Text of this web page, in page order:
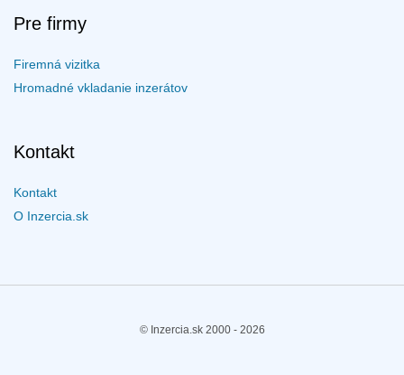
Pre firmy
Firemná vizitka
Hromadné vkladanie inzerátov
Kontakt
Kontakt
O Inzercia.sk
© Inzercia.sk 2000 - 2026